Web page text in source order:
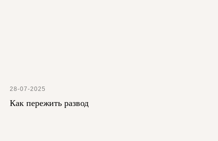
28-07-2025
Как пережить развод